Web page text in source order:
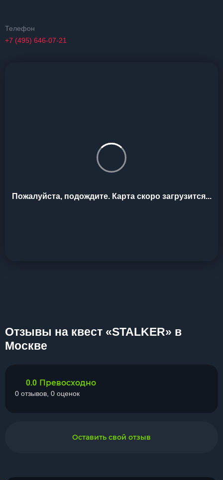
Телефон
+7 (495) 646-07-21
Пожалуйста, подождите. Карта скоро загрузится...
Отзывы на квест «STALKER» в
Москве
0.0 Превосходно
0 отзывов, 0 оценок
Оставить свой отзыв